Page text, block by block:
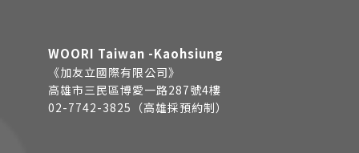
WOORI Taiwan -Kaohsiung
《加友立國際有限公司》
高雄市三民區博愛一路287號4樓
02-7742-3825（高雄採預約制）